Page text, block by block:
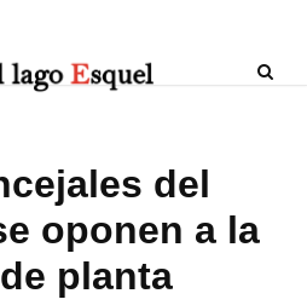
del
oponen a la
planta